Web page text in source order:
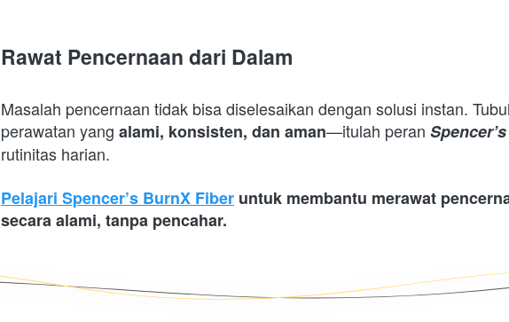
Rawat Pencernaan dari Dalam
Masalah pencernaan tidak bisa diselesaikan dengan solusi instan.
perawatan yang alami, konsisten, dan aman—itulah peran
rutinitas harian.
Pelajari Spencer’s BurnX Fiber untuk membantu merawat
secara alami, tanpa pencahar.